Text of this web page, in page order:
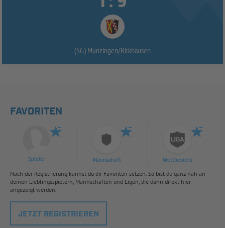
(SG) Munzingen/Birkhausen
FAVORITEN
Spieler Mannschaft Wettbewerb
Nach der Registrierung kannst du dir Favoriten setzen. So bist du ganz nah an
deinen Lieblingsspielern, Mannschaften und Ligen, die dann direkt hier
angezeigt werden.
JETZT REGISTRIEREN